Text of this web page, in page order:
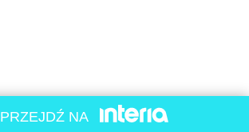
PRZEJDŹ NA